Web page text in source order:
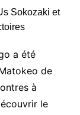
a été
de
à
le